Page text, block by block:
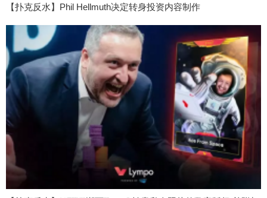
【扑克反水】Phil Hellmuth决定转身投资内容制作